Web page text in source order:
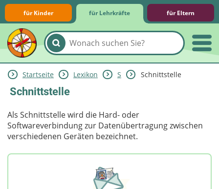
für Kinder für Lehrkräfte für Eltern
Lernmodule
Unterrichts­materialien
Internet-ABC-Schule
Praxishilfen
Aktuelles
Startseite Lexikon S Schnittstelle
Schnittstelle
Als Schnittstelle wird die Hard- oder
Softwareverbindung zur Datenübertragung zwischen
verschiedenen Geräten bezeichnet.